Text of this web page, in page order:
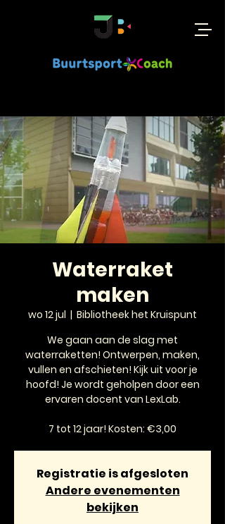
Waterraket
maken
wo 12 jul
  |
Bibliotheek het Kruispunt
We gaan aan de slag met
waterraketten! Ontwerpen, maken,
vullen en afschieten! Kijk uit voor je
hoofd! Je wordt geholpen door een
ervaren docent van LexLab.
7 tot 12 jaar! Kosten: €3,00
Registratie is afgesloten
Andere evenementen
bekijken